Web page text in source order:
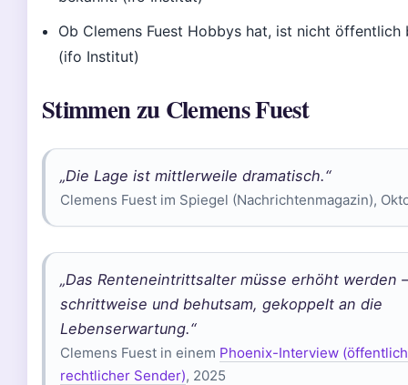
Ob Clemens Fuest Hobbys hat, ist nicht öffentlich
(ifo Institut)
Stimmen zu Clemens Fuest
„Die Lage ist mittlerweile dramatisch.“
Clemens Fuest im Spiegel (Nachrichtenmagazin),
„Das Renteneintrittsalter müsse erhöht werden –
schrittweise und behutsam, gekoppelt an die
Lebenserwartung.“
Clemens Fuest in einem Phoenix-Interview
rechtlicher Sender), 2025